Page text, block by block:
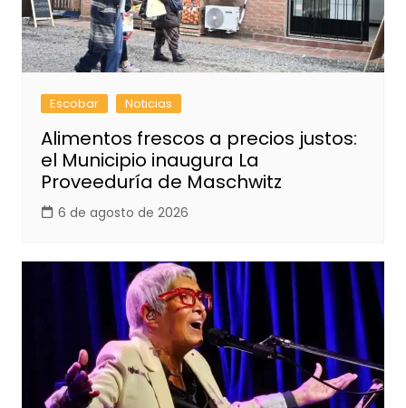
Escobar Noticias
Alimentos frescos a precios justos:
el Municipio inaugura La
Proveeduría de Maschwitz
6 de agosto de 2026